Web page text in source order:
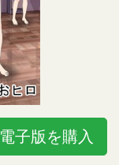
電子版を購入